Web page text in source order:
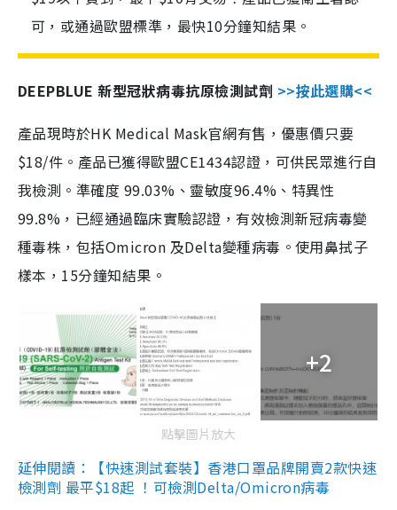
可，或通過歐盟標準，最快10分鐘知結果。
DEEPBLUE 新型冠狀病毒抗原檢測試劑 >>按此選購<<
產品現時於HK Medical Mask官網有售，優惠價只要
$18/件。產品已獲得歐盟CE1434認證，可供民眾進行自
我檢測。準確度 99.03%、靈敏度96.4%、特異性
99.8%，已經通過臨床實驗認證，有效檢測新冠病毒變
種毒株，包括Omicron 及Delta變種病毒。使用鼻拭子
樣本，15分鐘知結果。
+2
點擊圖片放大
延伸閱讀：【快速測試套裝】香港口罩品牌開賣2款快速
檢測劑 最平$18起 ！可檢測Delta/Omicron病毒